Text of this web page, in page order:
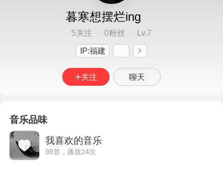
暮寒想摆烂ing
5关注 0粉丝 Lv.7
IP:福建
关注 聊天
音乐品味
我喜欢的音乐
98首，播放24次